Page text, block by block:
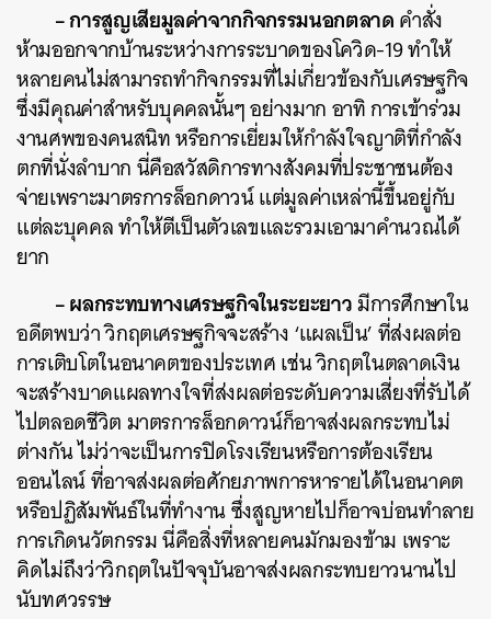
– การสูญเสียมูลค่าจากกิจกรรมนอกตลาดคำสั่ง
ห้ามออกจากบ้านระหว่างการระบาดของโควิด-19 ทำให้
หลายคนไม่สามารถทำกิจกรรมที่ไม่เกี่ยวข้องกับเศรษฐกิจ
ซึ่งมีคุณค่าสำหรับบุคคลนั้นๆ อย่างมาก อาทิ การเข้าร่วม
งานศพของคนสนิท หรือการเยี่ยมให้กำลังใจญาติที่กำลัง
ตกที่นั่งลำบาก นี่คือสวัสดิการทางสังคมที่ประชาชนต้อง
จ่ายเพราะมาตรการล็อกดาวน์ แต่มูลค่าเหล่านี้ขึ้นอยู่กับ
แต่ละบุคคล ทำให้ตีเป็นตัวเลขและรวมเอามาคำนวณได้
ยาก
– ผลกระทบทางเศรษฐกิจในระยะยาวมีการศึกษาใน
อดีตพบว่า วิกฤตเศรษฐกิจจะสร้าง ‘แผลเป็น’ ที่ส่งผลต่อ
การเติบโตในอนาคตของประเทศ เช่น วิกฤตในตลาดเงิน
จะสร้างบาดแผลทางใจที่ส่งผลต่อระดับความเสี่ยงที่รับได้
ไปตลอดชีวิต มาตรการล็อกดาวน์ก็อาจส่งผลกระทบไม่
ต่างกัน ไม่ว่าจะเป็นการปิดโรงเรียนหรือการต้องเรียน
ออนไลน์ ที่อาจส่งผลต่อศักยภาพการหารายได้ในอนาคต
หรือปฏิสัมพันธ์ในที่ทำงาน ซึ่งสูญหายไปก็อาจบ่อนทำลาย
การเกิดนวัตกรรม นี่คือสิ่งที่หลายคนมักมองข้าม เพราะ
คิดไม่ถึงว่าวิกฤตในปัจจุบันอาจส่งผลกระทบยาวนานไป
นับทศวรรษ